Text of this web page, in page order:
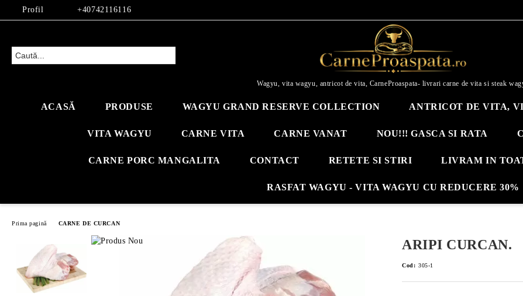
Profil +40742116116
Wagyu, vita wagyu, antricot de vita, CarneProaspata- livrari carne de vita si steak
ACASĂ PRODUSE WAGYU GRAND RESERVE COLLECTION ANTRICOT DE VITA,
VITA WAGYU CARNE VITA CARNE VANAT NOU!!! GASCA SI RATA
CARNE PORC MANGALITA CONTACT RETETE SI STIRI LIVRAM IN
RASFAT WAGYU - VITA WAGYU CU REDUCERE 30%
Prima pagină CARNE DE CURCAN
ARIPI CURCAN.
Cod: 305-1